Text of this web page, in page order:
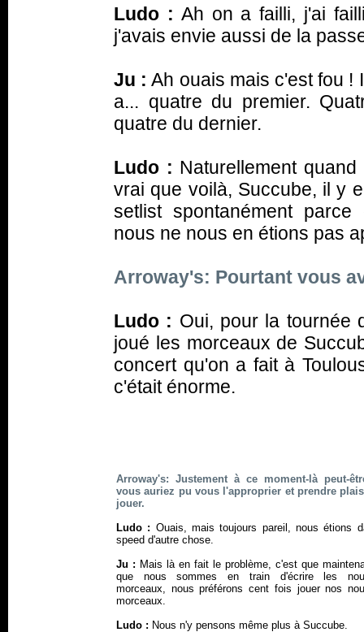
Ludo : Ah on a failli, j'ai
j'avais envie aussi de la
Ju : Ah ouais mais c'est fou !
a... quatre du premier.
quatre du dernier.
Ludo : Naturellement
vrai que voilà, Succube, il y
setlist spontanément
nous ne nous en étions pas
Arroway's: Pourtant vous
Ludo : Oui, pour la tournée
joué les morceaux de
concert qu'on a fait à
c'était énorme.
Arroway's: Justement à ce moment-là peut-
vous auriez pu vous l'approprier et prendre
jouer.
Ludo : Ouais, mais toujours pareil, nous étions
speed d'autre chose.
Ju : Mais là en fait le problème, c'est que
que nous sommes en train d'écrire les
morceaux, nous préférons cent fois jouer nos
morceaux.
Ludo : Nous n'y pensons même plus à Succube.